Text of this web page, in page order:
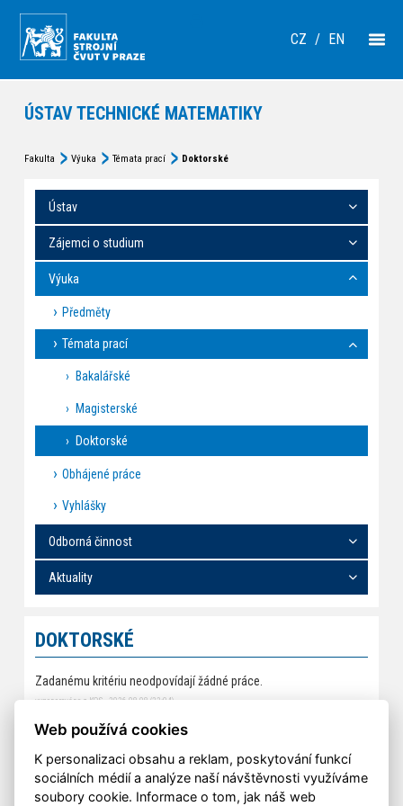
CZ / EN
ÚSTAV TECHNICKÉ MATEMATIKY
Fakulta Výuka Témata prací Doktorské
Ústav
Zájemci o studium
Výuka
Předměty
Témata prací
Bakalářské
Magisterské
Doktorské
Obhájené práce
Vyhlášky
Odborná činnost
Aktuality
DOKTORSKÉ
Zadanému kritériu neodpovídají žádné práce.
vygenerováno z KOS - 2026-08-08 (22:04)
Rámcová témata doktorských prací můžete zkusit najít
souboru
Web používá cookies
K personalizaci obsahu a reklam, poskytování funkcí
sociálních médií a analýze naší návštěvnosti využíváme
soubory cookie. Informace o tom, jak náš web